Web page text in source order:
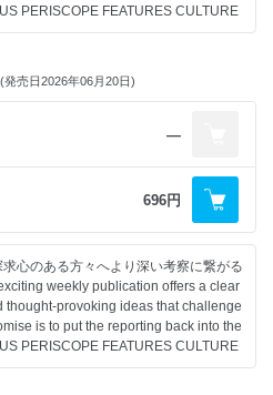
PERISCOPE FEATURES CULTURE
発売日2026年06月20日)
―
696円
心のある方々へより深い考察に繋がる
weekly publication offers a clear
thought-provoking ideas that challenge
is to put the reporting back into the
PERISCOPE FEATURES CULTURE